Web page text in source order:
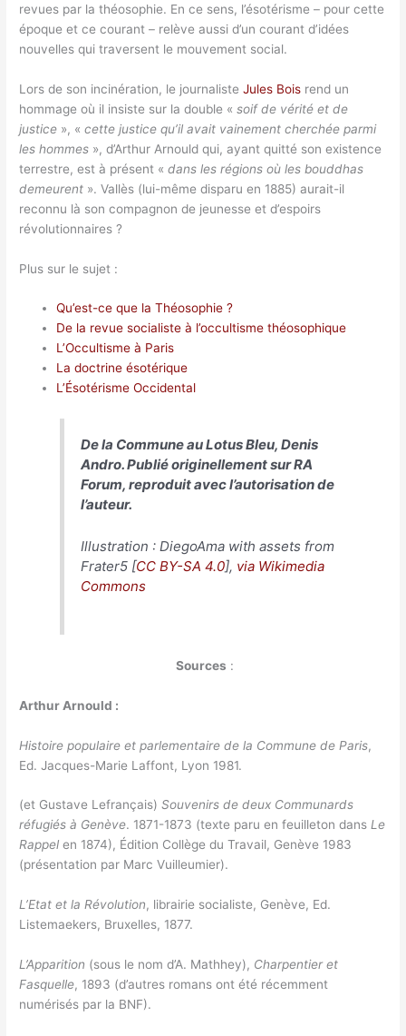
revues par la théosophie. En ce sens, l’ésotérisme – pour cette
époque et ce courant – relève aussi d’un courant d’idées
nouvelles qui traversent le mouvement social.
Lors de son incinération, le journalisteJules Bois rend un
hommage où il insiste sur la double «soif de vérité et de
justice », «cette justice qu’il avait vainement cherchée parmi
les hommes », d’Arthur Arnould qui, ayant quitté son existence
terrestre, est à présent «dans les régions où les bouddhas
demeurent ». Vallès (lui-même disparu en 1885) aurait-il
reconnu là son compagnon de jeunesse et d’espoirs
révolutionnaires ?
Plus sur le sujet :
Qu’est-ce que la Théosophie ?
De la revue socialiste à l’occultisme théosophique
L’Occultisme à Paris
La doctrine ésotérique
L’Ésotérisme Occidental
De la Commune au Lotus Bleu, Denis
Andro. Publié originellement sur RA
Forum, reproduit avec l’autorisation de
l’auteur.
Illustration : DiegoAma with assets from
Frater5 [CC BY-SA 4.0], via Wikimedia
Commons
Sources :
Arthur Arnould :
Histoire populaire et parlementaire de la Commune de Paris,
Ed. Jacques-Marie Laffont, Lyon 1981.
(et Gustave Lefrançais)Souvenirs de deux Communards
réfugiés à Genève. 1871-1873 (texte paru en feuilleton dansLe
Rappelen 1874), Édition Collège du Travail, Genève 1983
(présentation par Marc Vuilleumier).
L’Etat et la Révolution, librairie socialiste, Genève, Ed.
Listemaekers, Bruxelles, 1877.
L’Apparition (sous le nom d’A. Mathhey), Charpentier et
Fasquelle, 1893 (d’autres romans ont été récemment
numérisés par la BNF).